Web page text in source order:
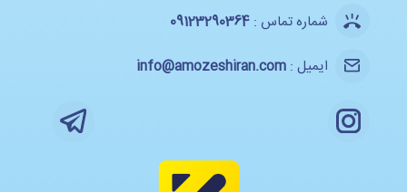
شماره تماس :09123290364
ایمیل :info@amozeshiran.com